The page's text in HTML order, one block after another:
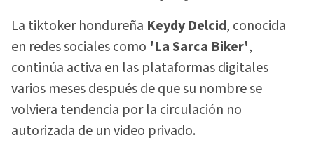
La tiktoker hondureña Keydy Delcid, conocida
en redes sociales como 'La Sarca Biker',
continúa activa en las plataformas digitales
varios meses después de que su nombre se
volviera tendencia por la circulación no
autorizada de un video privado.